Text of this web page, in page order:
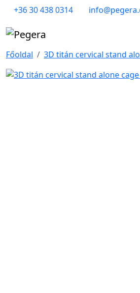
+36 30 438 0314
Főoldal
3D titán cervical stand